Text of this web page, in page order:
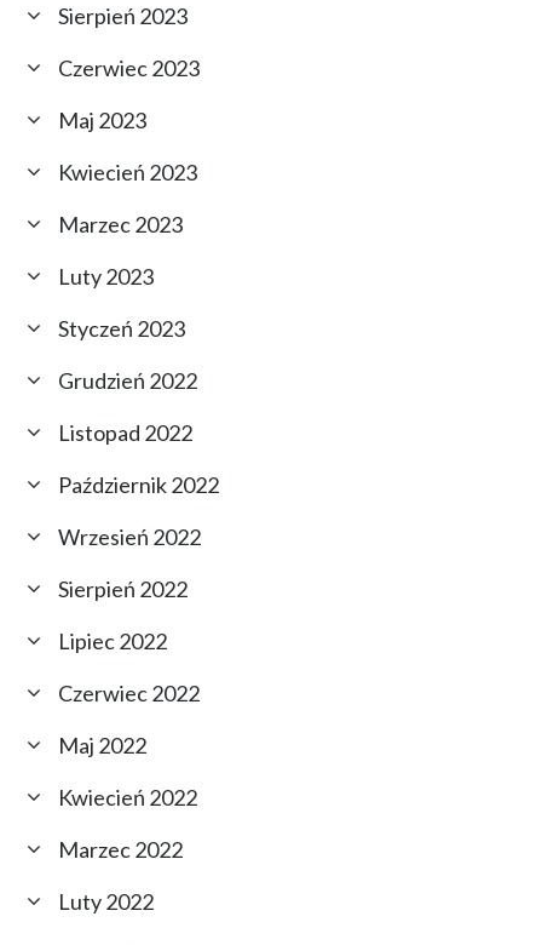
Sierpień 2023
Czerwiec 2023
Maj 2023
Kwiecień 2023
Marzec 2023
Luty 2023
Styczeń 2023
Grudzień 2022
Listopad 2022
Październik 2022
Wrzesień 2022
Sierpień 2022
Lipiec 2022
Czerwiec 2022
Maj 2022
Kwiecień 2022
Marzec 2022
Luty 2022